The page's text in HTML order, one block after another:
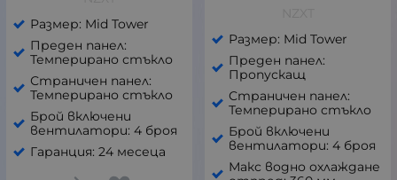
Размер: Mid Tower
Преден панел:
Темперирано стъкло
Страничен панел:
Темперирано стъкло
Брой включени
вентилатори: 4 броя
Гаранция: 24 месеца
Размер: Mid Tower
Преден панел:
Пропускащ
Страничен панел:
Темперирано стъкло
Брой включени
вентилатори: 4 броя
Макс водно охлаждане